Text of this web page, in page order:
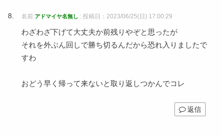
名前:アドマイヤ名無し : 投稿日：2023/06/25(日) 17:00:29
わざわざ下げて大丈夫か前残りやぞと思ったが
それを外ぶん回しで勝ち切るんだから恐れ入りましたで
すわ
おどう早く帰って来ないと取り返しつかんでコレ
返信